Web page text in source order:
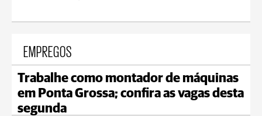
EMPREGOS
Trabalhe como montador de máquinas
em Ponta Grossa; confira as vagas desta
segunda